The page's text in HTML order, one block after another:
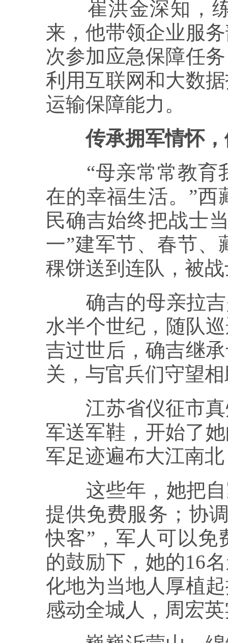
崔洪金深知，练
来，他带领企业服
次参加应急保障任
利用互联网和大数
运输保障能力。
传承拥军情怀，
“母亲常常教育我
在的幸福生活。”西
民确吉始终把战士
一”建军节、春节
稞饼送到连队，被
确吉的母亲拉吉
水半个世纪，随队
吉过世后，确吉继
关，与官兵们守望
江苏省仪征市真
军送军鞋，开始了
军足迹遍布大江南
这些年，她把自
提供免费服务；协
快客”，军人可以免
的鼓励下，她的16
化地为当地人厚植
感动全城人，周宏